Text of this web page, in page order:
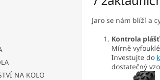
NA KOLO
Jaro se nám blíží a
Kontrola
Mírně
Investujte do
dostatečný